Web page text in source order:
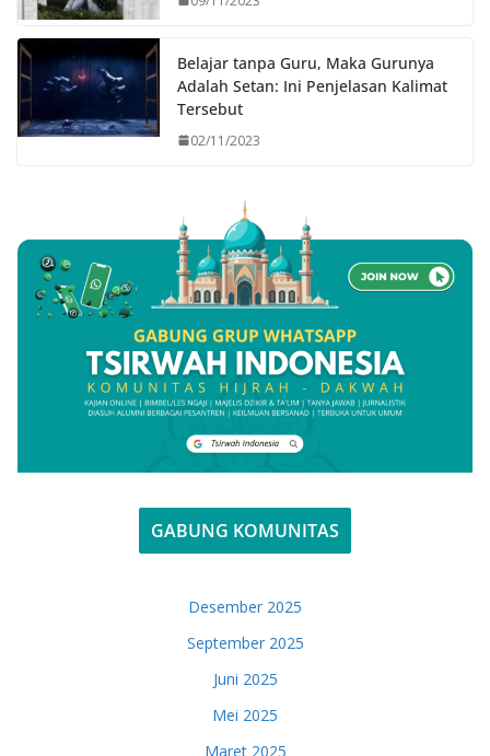
Belajar tanpa Guru, Maka Gurunya
Adalah Setan: Ini Penjelasan Kalimat
Tersebut
02/11/2023
GABUNG KOMUNITAS
Desember 2025
September 2025
Juni 2025
Mei 2025
Maret 2025